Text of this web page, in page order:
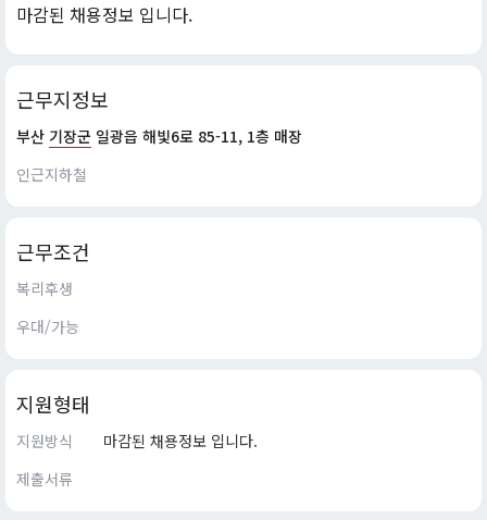
마감된 채용정보 입니다.
근무지정보
부산 기장군 일광읍 해빛6로 85-11, 1층 매장
인근지하철
근무조건
복리후생
우대/가능
지원형태
지원방식
마감된 채용정보 입니다.
제출서류